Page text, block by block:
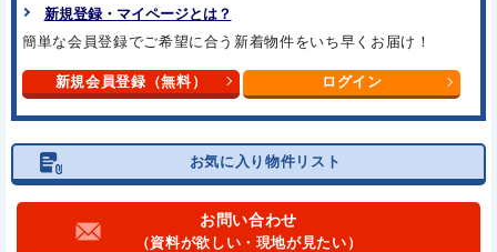
新規登録・マイページとは？
簡単な会員登録でご希望に合う 新着物件をいち早くお届け！
新規会員登録（無料） ログイン
お気に入り物件リスト
お問い合わせ
（資料が欲しい・現地が見たい）